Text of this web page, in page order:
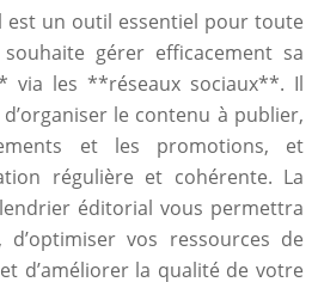
est un outil essentiel pour toute
gérer efficacement sa
via les **réseaux sociaux**. Il
le contenu à publier,
et les promotions, et
régulière et cohérente. La
éditorial vous permettra
vos ressources de
d’améliorer la qualité de votre